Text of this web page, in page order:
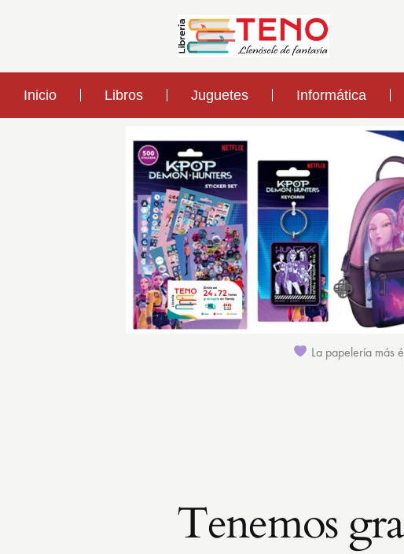
Inicio Libros Juguetes Informática
La papelería más
Tenemos